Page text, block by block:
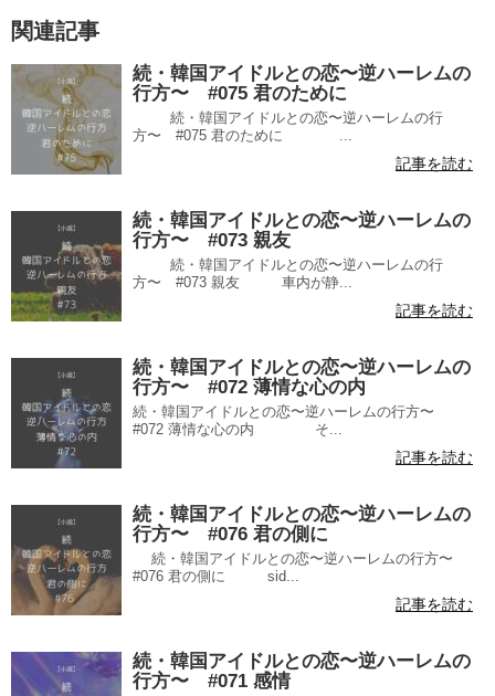
関連記事
続・韓国アイドルとの恋〜逆ハーレムの
行方〜 #075 君のために
続・韓国アイドルとの恋〜逆ハーレムの行
方〜 #075 君のために ...
記事を読む
続・韓国アイドルとの恋〜逆ハーレムの
行方〜 #073 親友
続・韓国アイドルとの恋〜逆ハーレムの行
方〜 #073 親友 車内が静...
記事を読む
続・韓国アイドルとの恋〜逆ハーレムの
行方〜 #072 薄情な心の内
続・韓国アイドルとの恋〜逆ハーレムの行方〜
#072 薄情な心の内 そ...
記事を読む
続・韓国アイドルとの恋〜逆ハーレムの
行方〜 #076 君の側に
続・韓国アイドルとの恋〜逆ハーレムの行方〜
#076 君の側に sid...
記事を読む
続・韓国アイドルとの恋〜逆ハーレムの
行方〜 #071 感情